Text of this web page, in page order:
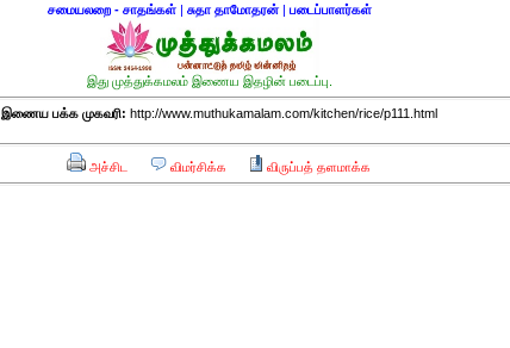
சமையலறை - சாதங்கள்| சுதா தாமோதரன்| படைப்பாளர்கள்
இது முத்துக்கமலம் இணைய இதழின் படைப்பு.
இணைய பக்க முகவரி: http://www.muthukamalam.com/kitchen/rice/p111.html
அச்சிட விமர்சிக்க விருப்பத் தளமாக்க